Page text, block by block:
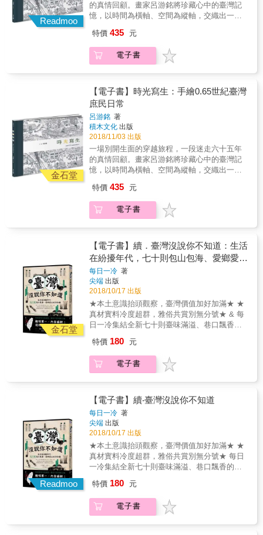
Readmoo
的真情回顧。畫家呂游銘將珍藏心中的臺灣記
憶，以時間為橫軸、空間為縱軸，交織出一頁
中的醍醐味。 ．116公分超展開精繪拉頁全景
畫 ．旅美畫家呂游銘真情流露之作 ．內附時光
寫生藏書票 這是一本乍看單純，細看卻藏滿彩
組於橫向畫面中，宛如《清明上河圖》，每一
個人物的穿著與動作，都有其時代意義，反覆
讀來，畫中有話。 「臺車在輕便軌道上，越過
農地、溝渠，我心中既興奮又害怕。途經一座
簡易搭建的木橋，目瞪著橋下冷冽的青綠溪
水，心中混雜著刺激和恐怖的神祕感受，超過
半世紀後竟仍歷歷在目，無法忘懷。這，算是
我最早的旅行圖像記憶吧。」 畫家呂游銘於八
零年代解嚴前夕的臺灣離開家鄉，三十年後再
回來時，現代化的臺北令他恍若南柯一夢，有
要以畫筆記錄下記憶中的家鄉：「生命中前三
十年在臺灣，後三十年在美國，現在我來到了
中間點。」前半部無字、如無聲電影般的畫
的急流穿過漆黑洞穴，回到五、六零年代的臺
灣，最後經由臺南古厝的大門，豁然來到現下
的臺北，看似亂序的跳接、拼接的街景，實則
為畫家心中最真實的臺灣印象，描繪逝去時代
特價 435 元
電子書
金石堂
【電子書】時光寫生：手繪0.65世紀臺灣
庶民日常
呂游銘 著
積木文化 出版
2018/11/03 出版
一場別開生面的穿越旅程，一段迷走六十五年
的真情回顧。畫家呂游銘將珍藏心中的臺灣記
憶，以時間為橫軸、空間為縱軸，交織出一頁
中的醍醐味。 ．116公分超展開精繪拉頁全景
畫 ．旅美畫家呂游銘真情流露之作 ．內附時光
寫生藏書票 這是一本乍看單純，細看卻藏滿彩
組於橫向畫面中，宛如《清明上河圖》，每一
個人物的穿著與動作，都有其時代意義，反覆
讀來，畫中有話。 「臺車在輕便軌道上，越過
農地、溝渠，我心中既興奮又害怕。途經一座
簡易搭建的木橋，目瞪著橋下冷冽的青綠溪
水，心中混雜著刺激和恐怖的神祕感受，超過
半世紀後竟仍歷歷在目，無法忘懷。這，算是
我最早的旅行圖像記憶吧。」 畫家呂游銘於八
零年代解嚴前夕的臺灣離開家鄉，三十年後再
回來時，現代化的臺北令他恍若南柯一夢，有
要以畫筆記錄下記憶中的家鄉：「生命中前三
十年在臺灣，後三十年在美國，現在我來到了
中間點。」前半部無字、如無聲電影般的畫
的急流穿過漆黑洞穴，回到五、六零年代的臺
灣，最後經由臺南古厝的大門，豁然來到現下
的臺北，看似亂序的跳接、拼接的街景，實則
為畫家心中最真實的臺灣印象，描繪逝去時代
的一幅幅時光寫生。 &
特價 435 元
電子書
金石堂
【電子書】續．臺灣沒說你不知道：生活
在紛擾年代，七十則包山包海、愛鄉愛土
的冷知識
每日一冷 著
尖端 出版
2018/10/17 出版
★本土意識抬頭觀察，臺灣價值加好加滿★ ★
真材實料冷度超群，雅俗共賞別無分號★ & 每
日一冷集結全新七十則臺味滿溢、巷口飄香的
故事、整理阿公阿嬤老記憶的風俗事典、 分享
知道這要幹什麼的生活趣聞、傳遞這塊土地一
家人的族群文化。 誠摯地再次邀請舊雨新知、
老嗎？ ‧全臺灣職等最高、管最寬的陰間公職人
員是哪位？ ‧推廣拒菸「董氏基金會」的董氏並
不是董事？ ‧為什麼臺灣的街頭巷尾總能經常看
到燒臘店？ ‧一場時間最長的研究生口試，不但
有吃有喝又開趴？ ‧中華民國的五院中有一院曾
經在廟裡辦公過 ‧過年必聽的〈恭喜、恭喜〉一
開始並不是用來賀歲的！ ‧一起來看不必穿古裝
也可以演的歌仔戲 ‧中秋烤肉習俗真的是烤肉醬
廠商的陰謀嗎？ ‧對抗進擊的巨人，原住民同胞
新找回對生活的關愛與好奇心！ & 我們期待知
識不應該是艱澀難懂、只有少數人知曉的繁瑣
資訊， 而是能落實在生活中，透過你我交流，
特價 180 元
電子書
Readmoo
【電子書】續‧臺灣沒說你不知道
每日一冷 著
尖端 出版
2018/10/17 出版
★本土意識抬頭觀察，臺灣價值加好加滿★ ★
真材實料冷度超群，雅俗共賞別無分號★ 每日
一冷集結全新七十則臺味滿溢、巷口飄香的島
事、整理阿公阿嬤老記憶的風俗事典、 分享知
道這要幹什麼的生活趣聞、傳遞這塊土地一家
人的族群文化。 誠摯地再次邀請舊雨新知、街
特價 180 元
電子書